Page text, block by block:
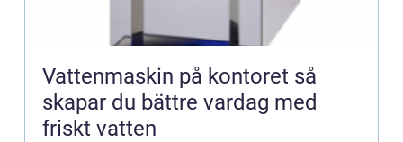
Vattenmaskin på kontoret så
skapar du bättre vardag med
friskt vatten